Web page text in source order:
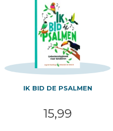
IK BID DE PSALMEN
15,99